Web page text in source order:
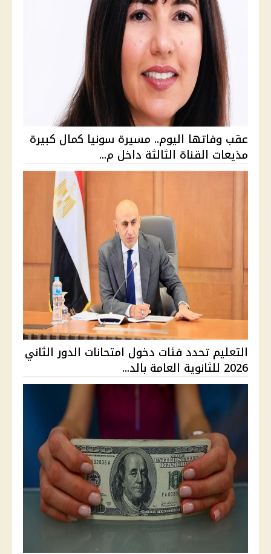
عقب وفاتها اليوم.. مسيرة سونيا كمال كبيرة
مذيعات القناة الثالثة داخل م...
التعليم تحدد فئات دخول امتحانات الدور الثاني
2026 للثانوية العامة بالد...